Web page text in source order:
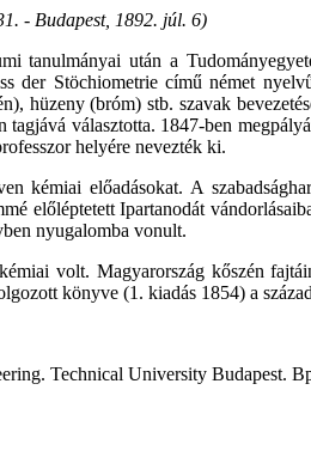
- Budapest, 1892. júl. 6)
tanulmányai után a
der Stöchiometrie című német
hüzeny (bróm) stb. szavak
választotta. 1847-ben
helyére nevezték ki.
kémiai előadásokat. A
előléptetett Ipartanodát
nyugalomba vonult.
volt. Magyarország kőszén
könyve (1. kiadás 1854) a
Technical University Budapest.